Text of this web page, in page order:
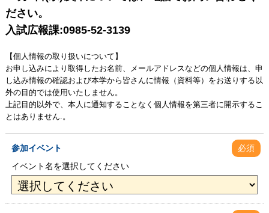
ださい。
入試広報課:0985-52-3139
【個人情報の取り扱いについて】
お申し込みにより取得したお名前、メールアドレスなどの個人情報は、申
し込み情報の確認および本学から皆さんに情報（資料等）をお送りする以
外の目的では使用いたしません。
上記目的以外で、本人に通知することなく個人情報を第三者に開示するこ
とはありません.。
参加イベント
必須
イベント名を選択してください